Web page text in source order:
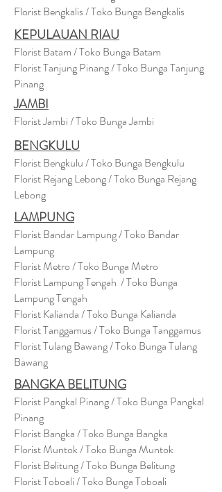
Florist Bengkalis / Toko Bunga Bengkalis
KEPULAUAN RIAU
Florist Batam / Toko Bunga Batam
Florist Tanjung Pinang / Toko Bunga Tanjung
Pinang
JAMBI
Florist Jambi / Toko Bunga Jambi
BENGKULU
Florist Bengkulu / Toko Bunga Bengkulu
Florist Rejang Lebong / Toko Bunga Rejang
Lebong
LAMPUNG
Florist Bandar Lampung / Toko Bandar
Lampung
Florist Metro / Toko Bunga Metro
Florist Lampung Tengah / Toko Bunga
Lampung Tengah
Florist Kalianda / Toko Bunga Kalianda
Florist Tanggamus / Toko Bunga Tanggamus
Florist Tulang Bawang / Toko Bunga Tulang
Bawang
BANGKA BELITUNG
Florist Pangkal Pinang / Toko Bunga Pangkal
Pinang
Florist Bangka / Toko Bunga Bangka
Florist Muntok / Toko Bunga Muntok
Florist Belitung / Toko Bunga Belitung
Florist Toboali / Toko Bunga Toboali